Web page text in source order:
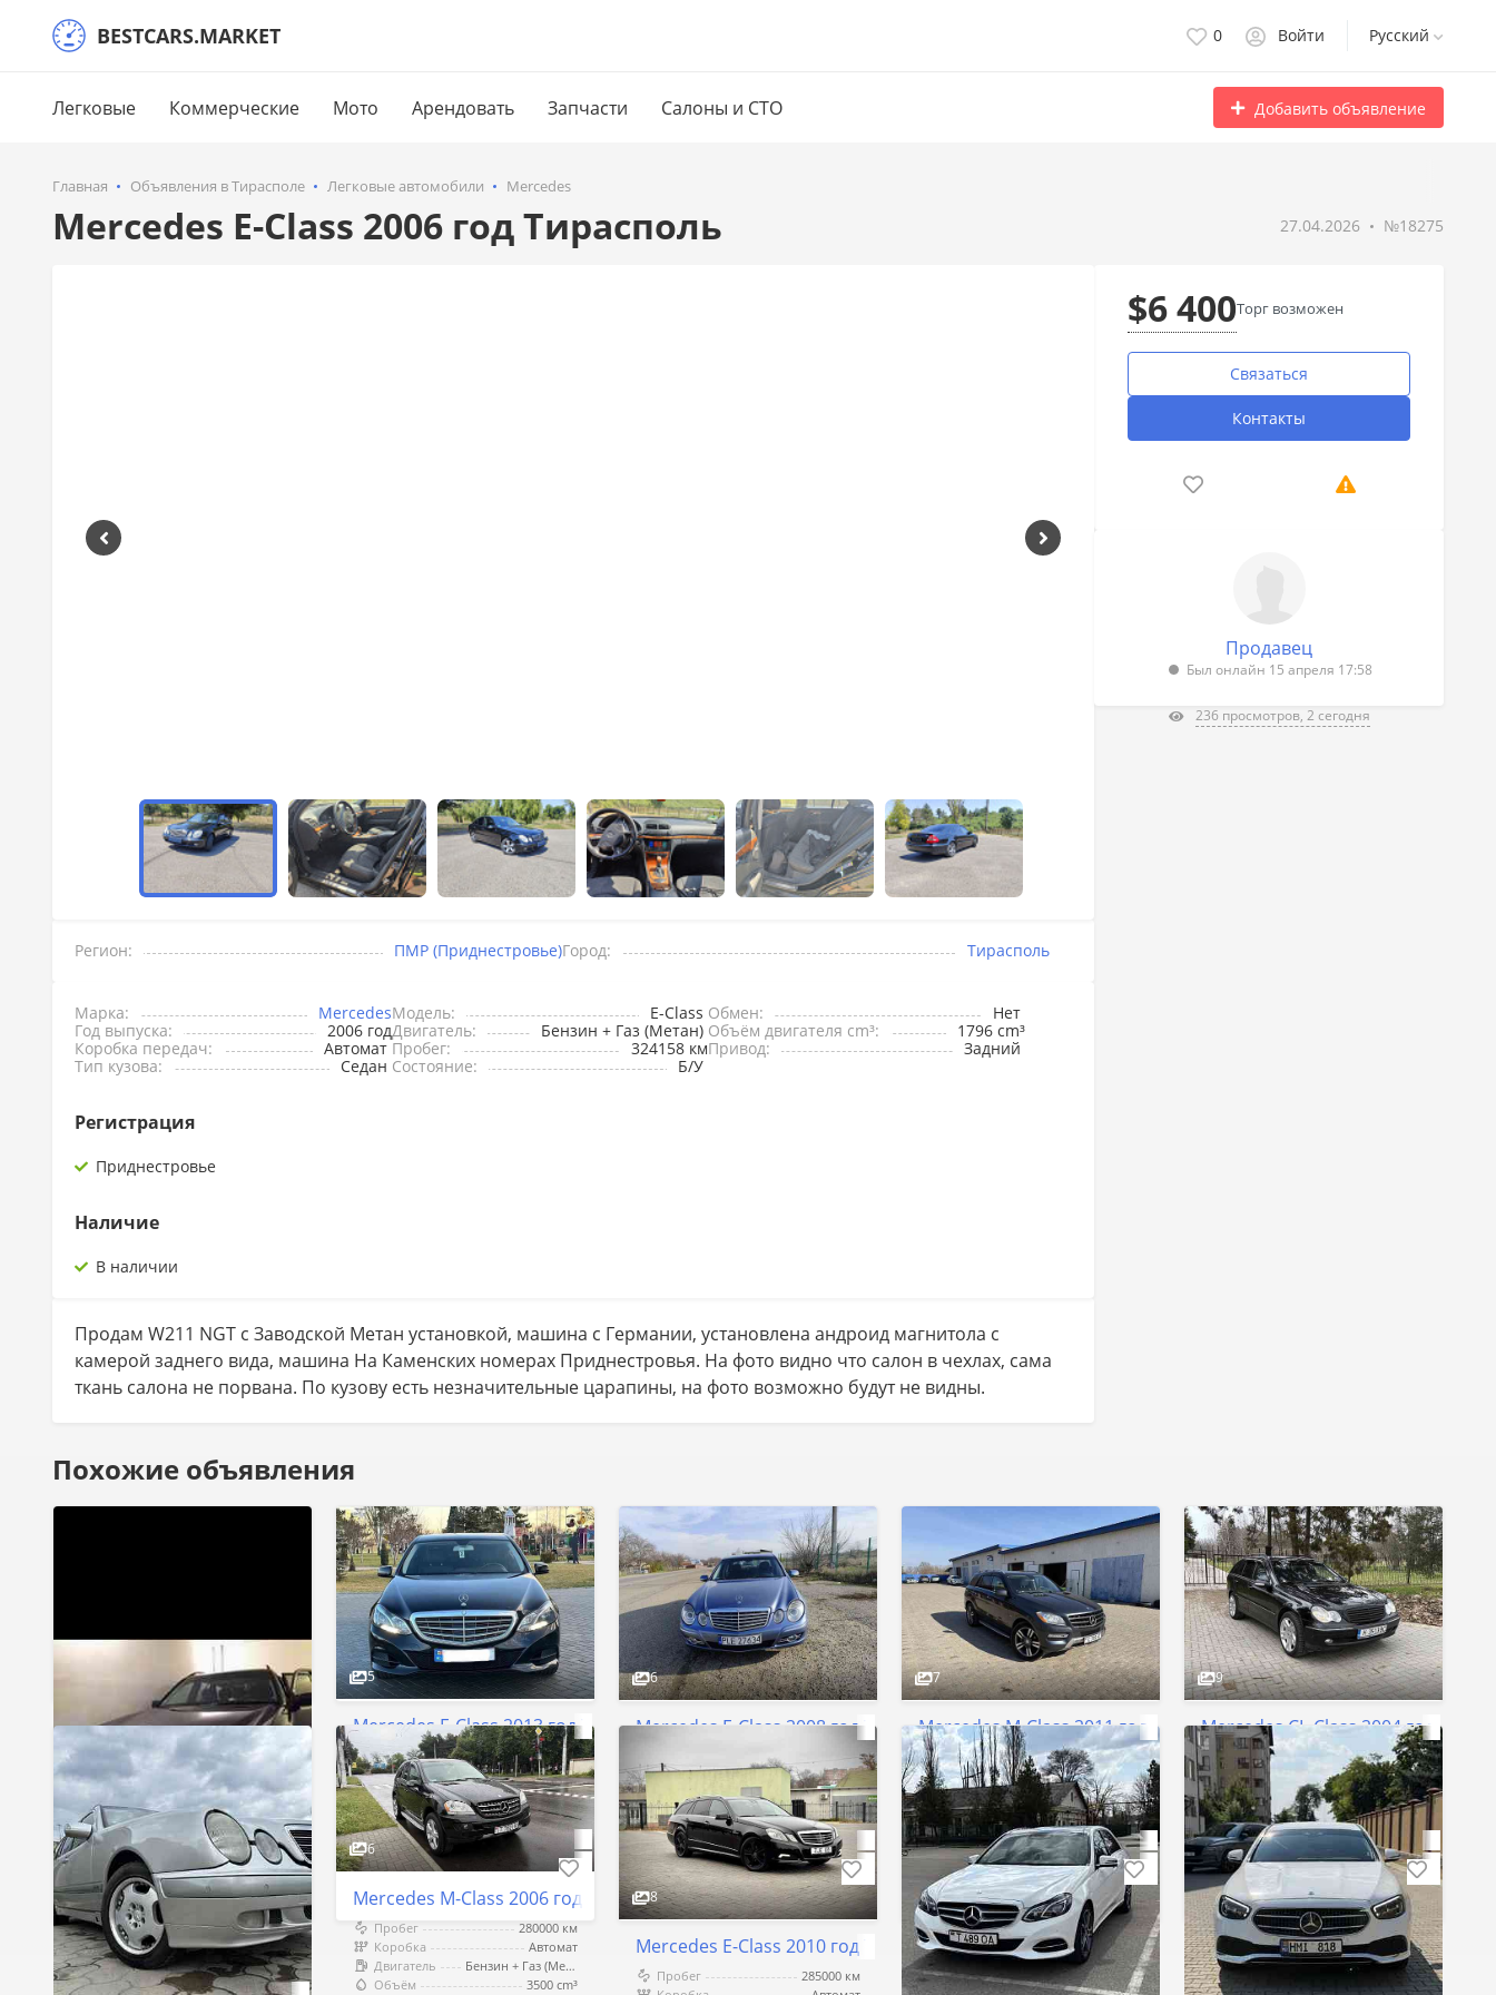
BESTCARS.MARKET 0 Войти Русский
Легковые Коммерческие Мото Арендовать Запчасти Салоны и СТО Добавить объявление
Главная Объявления в Тирасполе Легковые автомобили Mercedes
Mercedes E-Class 2006 год Тирасполь 27.04.2026 №18275
Регион: ПМР (Приднестровье)Город: Тирасполь
Марка: MercedesМодель: E-Class Обмен:
Нет
Год выпуска:
2006 годДвигатель: Бензин + Газ (Метан) Объём двигателя cm³:
1796 cm³
Коробка передач:
Автомат Пробег: 324158 кмПривод:
Задний
Тип кузова:
Седан Состояние: Б/У
Регистрация
Приднестровье
Наличие
В наличии
Продам W211 NGT с Заводской Метан установкой, машина с Германии, установлена андроид магнитола с
камерой заднего вида, машина На Каменских номерах Приднестровья. На фото видно что салон в чехлах, сама
ткань салона не порвана. По кузову есть незначительные царапины, на фото возможно будут не видны.
$6 400Торг возможен
Связаться
Контакты
Продавец
Был онлайн 15 апреля 17:58
236 просмотров, 2 сегодня
Похожие объявления
4
5
Mercedes E-Class 2013 год Тирасполь
Пробег
249000 км
Коробка
Автомат
Двигатель
Бензин + Газ (Метан)
Объём
2000 cm³
Тирасполь
$14 500Торг
6
Mercedes E-Class 2008 год Тирасполь
322000 км
Коробка
Автомат
Двигатель
Дизель
Объём
2200 cm³
Тирасполь
$5 000Торг
7
Mercedes M-Class 2011 год Тирасполь
Пробег
350 км
Коробка
Автомат
Двигатель
Дизель
Объём
3000 cm³
Тирасполь
$18 200Торг
9
Mercedes CL-Class 2004 год
Пробег
Коробка
Механика
Двигатель
Дизель
Объём
2700 cm³
Тирасполь
$2 650Торг
6
Mercedes M-Class 2006 год Тирасполь
Пробег
280000 км
Коробка
Автомат
Двигатель
Бензин + Газ (Метан)
Объём
3500 cm³
8
Mercedes E-Class 2010 год Тирасполь
Пробег
285000 км